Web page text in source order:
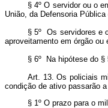
§ 4º O servidor ou o
União, da Defensoria
§ 5º Os servidores e
aproveitamento em órgão
§ 6º Na hipótese do
Art. 13. Os policiais
condição de ativo passarão
§ 1º O prazo para o